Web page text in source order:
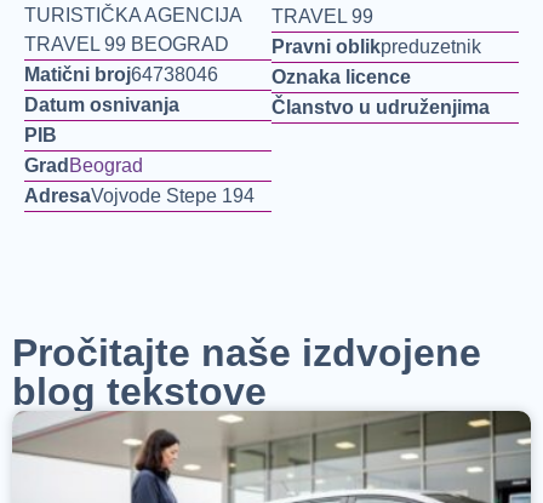
TURISTIČKA AGENCIJA
TRAVEL 99 BEOGRAD
Matični broj64738046
Datum osnivanja
PIB
Grad Beograd
AdresaVojvode Stepe 194
TRAVEL 99
Pravni oblikpreduzetnik
Oznaka licence
Članstvo u udruženjima
Pročitajte naše izdvojene
blog tekstove